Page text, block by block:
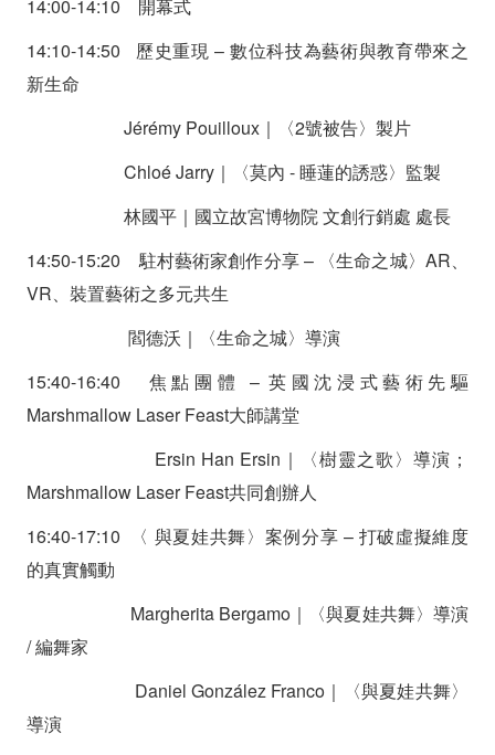
14:00-14:10 開幕式
14:10-14:50 歷史重現 – 數位科技為藝術與教育帶來之
新生命
Jérémy Pouilloux｜〈2號被告〉製片
Chloé Jarry｜〈莫內 - 睡蓮的誘惑〉監製
林國平｜國立故宮博物院 文創行銷處 處長
14:50-15:20 駐村藝術家創作分享 – 〈生命之城〉AR、
VR、裝置藝術之多元共生
閻德沃｜〈生命之城〉導演
15:40-16:40 焦點團體 – 英國沈浸式藝術先驅
Marshmallow Laser Feast大師講堂
Ersin Han Ersin｜〈樹靈之歌〉導演；
Marshmallow Laser Feast共同創辦人
16:40-17:10 〈 與夏娃共舞〉案例分享 – 打破虛擬維度
的真實觸動
Margherita Bergamo｜〈與夏娃共舞〉導演
/ 編舞家
Daniel González Franco｜〈與夏娃共舞〉
導演